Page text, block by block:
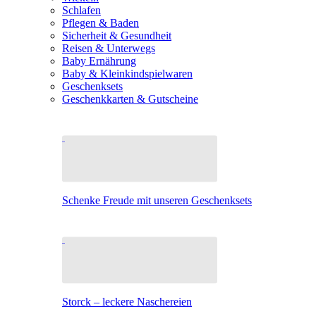
Schlafen
Pflegen & Baden
Sicherheit & Gesundheit
Reisen & Unterwegs
Baby Ernährung
Baby & Kleinkindspielwaren
Geschenksets
Geschenkkarten & Gutscheine
Schenke Freude mit unseren Geschenksets
Storck – leckere Naschereien